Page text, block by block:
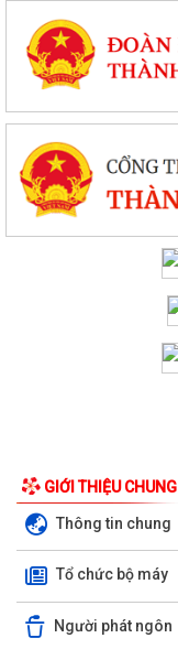
GIỚI THIỆU CHUNG
Thông tin chung
Tổ chức bộ máy
Người phát ngôn